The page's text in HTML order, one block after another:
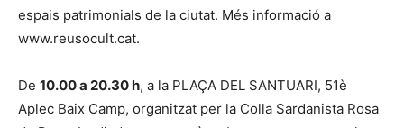
espais patrimonials de la ciutat. Més informació a
www.reusocult.cat.
De 10.00 a 20.30 h, a la PLAÇA DEL SANTUARI, 51è
Aplec Baix Camp, organitzat per la Colla Sardanista Rosa